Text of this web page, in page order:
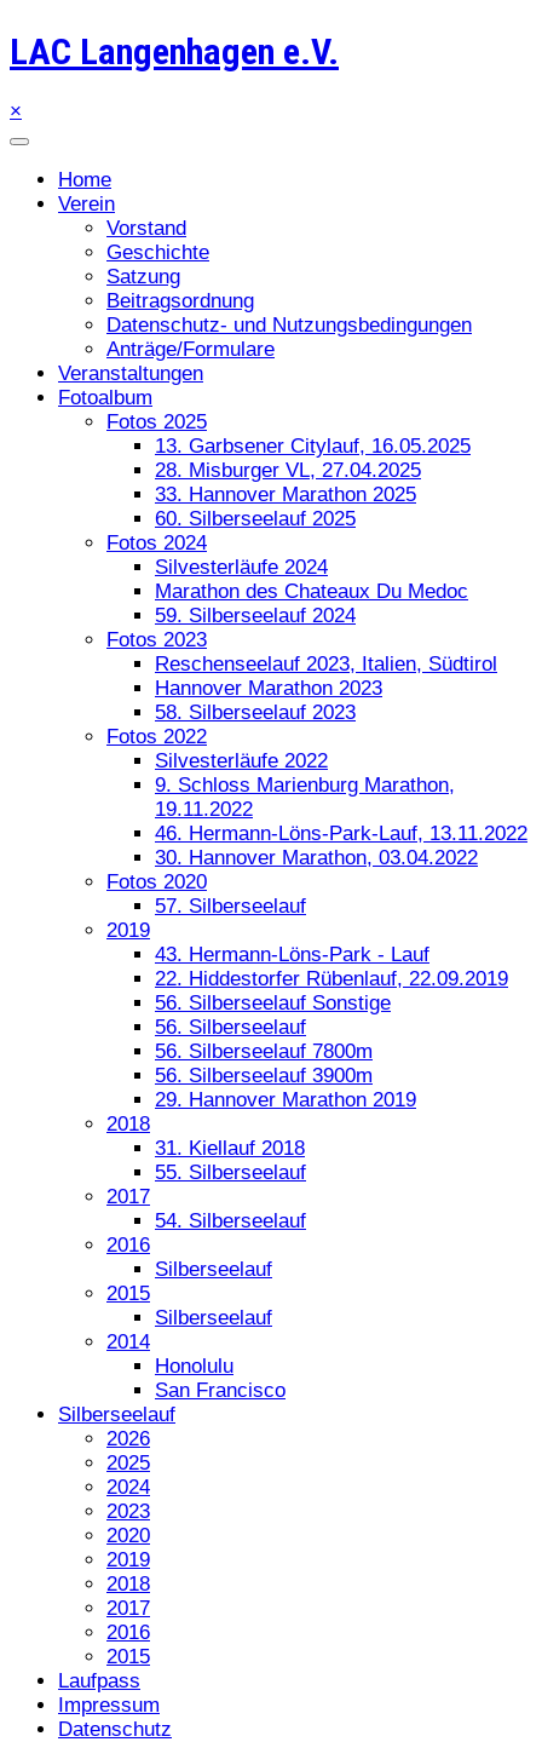
LAC Langenhagen e.V.
×
Home
Verein
Vorstand
Geschichte
Satzung
Beitragsordnung
Datenschutz- und Nutzungsbedingungen
Anträge/Formulare
Veranstaltungen
Fotoalbum
Fotos 2025
13. Garbsener Citylauf, 16.05.2025
28. Misburger VL, 27.04.2025
33. Hannover Marathon 2025
60. Silberseelauf 2025
Fotos 2024
Silvesterläufe 2024
Marathon des Chateaux Du Medoc
59. Silberseelauf 2024
Fotos 2023
Reschenseelauf 2023, Italien, Südtirol
Hannover Marathon 2023
58. Silberseelauf 2023
Fotos 2022
Silvesterläufe 2022
9. Schloss Marienburg Marathon,
19.11.2022
46. Hermann-Löns-Park-Lauf, 13.11.2022
30. Hannover Marathon, 03.04.2022
Fotos 2020
57. Silberseelauf
2019
43. Hermann-Löns-Park - Lauf
22. Hiddestorfer Rübenlauf, 22.09.2019
56. Silberseelauf Sonstige
56. Silberseelauf
56. Silberseelauf 7800m
56. Silberseelauf 3900m
29. Hannover Marathon 2019
2018
31. Kiellauf 2018
55. Silberseelauf
2017
54. Silberseelauf
2016
Silberseelauf
2015
Silberseelauf
2014
Honolulu
San Francisco
Silberseelauf
2026
2025
2024
2023
2020
2019
2018
2017
2016
2015
Laufpass
Impressum
Datenschutz